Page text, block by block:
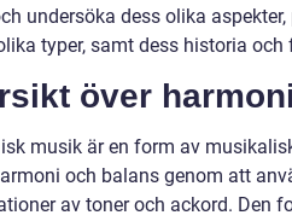
undersöka dess olika
typer, samt dess historia och
över
musik är en form av
och balans genom att
av toner och ackord. Den